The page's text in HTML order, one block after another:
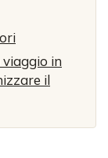
in
il